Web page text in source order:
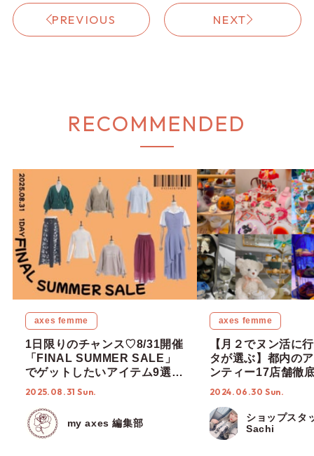
PREVIOUS NEXT
RECOMMENDED
axes femme
1日限りのチャンス♡8/31開催
「FINAL SUMMER SALE」
でゲットしたいアイテム9選＆
楽しむためのポイント♪
2025.08.31 Sun.
my axes 編集部
axes femme
【月２でヌン活に
タが選ぶ】都内の
ンティー17店舗徹
度なし！【ショッ
2024.06.30 Sun.
ショップスタ
Sachi